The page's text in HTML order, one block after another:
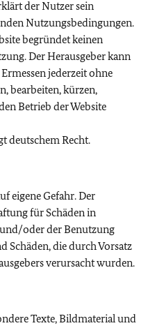
der Nutzer sein
Nutzungsbedingungen.
begründet keinen
Der Herausgeber kann
jederzeit ohne
bearbeiten, kürzen,
Betrieb der Website
deutschem Recht.
eigene Gefahr. Der
für Schäden in
oder der Benutzung
Schäden, die durch Vorsatz
verursacht wurden.
Texte, Bildmaterial und